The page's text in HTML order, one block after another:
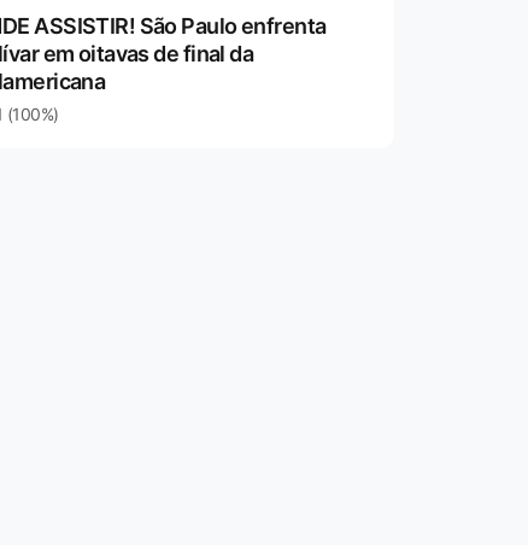
ASSISTIR! São Paulo enfrenta
em oitavas de final da
(100%)